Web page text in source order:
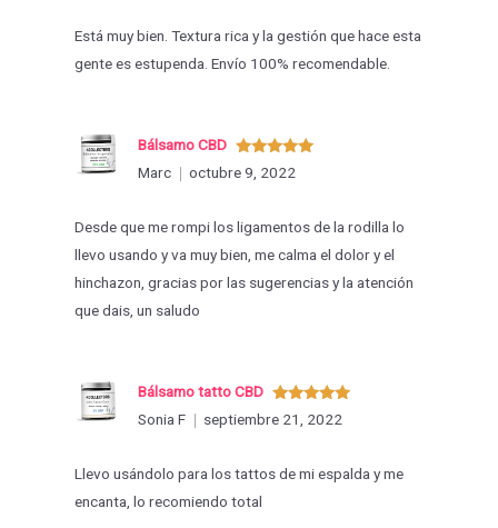
Está muy bien. Textura rica y la gestión que hace esta
gente es estupenda. Envío 100% recomendable.
Valorado
con5de 5
Bálsamo CBD
Marc
octubre 9, 2022
Desde que me rompi los ligamentos de la rodilla lo
llevo usando y va muy bien, me calma el dolor y el
hinchazon, gracias por las sugerencias y la atención
que dais, un saludo
Valorado
con 5de 5
Bálsamo tatto CBD
Sonia F
septiembre 21, 2022
Llevo usándolo para los tattos de mi espalda y me
encanta, lo recomiendo total